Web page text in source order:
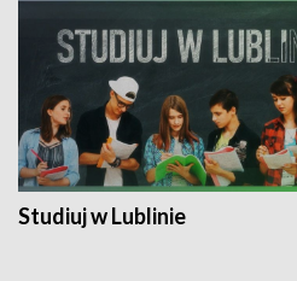
Studiuj w Lublinie